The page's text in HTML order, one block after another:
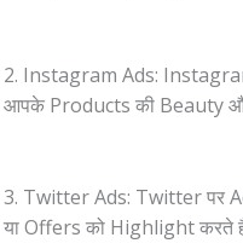
2. Instagram Ads:
आपके Products की Beauty और
3. Twitter Ads: Twitter पर
या Offers को Highlight करते